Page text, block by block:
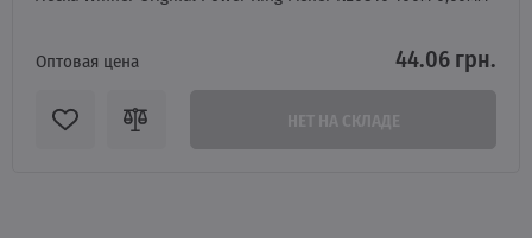
Оптовая цена 44.06 грн.